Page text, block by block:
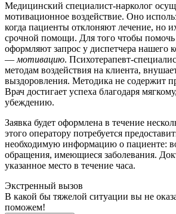
Медицинский специалист-нарколог
мотивационное воздействие. Оно
когда пациенты отклоняют лечение, но
срочной помощи. Для того чтобы
оформляют запрос у диспетчера нашего
— мотивацию. Психотерапевт-
методам воздействия на клиента,
выздоровления. Методика не содержит
Врач достигает успеха благодаря
убеждению.
Заявка будет оформлена в течение
этого оператору потребуется
необходимую информацию о пациенте:
обращения, имеющиеся заболевания.
указанное место в течение часа.
Экстренный вызов
В какой бы тяжелой ситуации вы не
поможем!